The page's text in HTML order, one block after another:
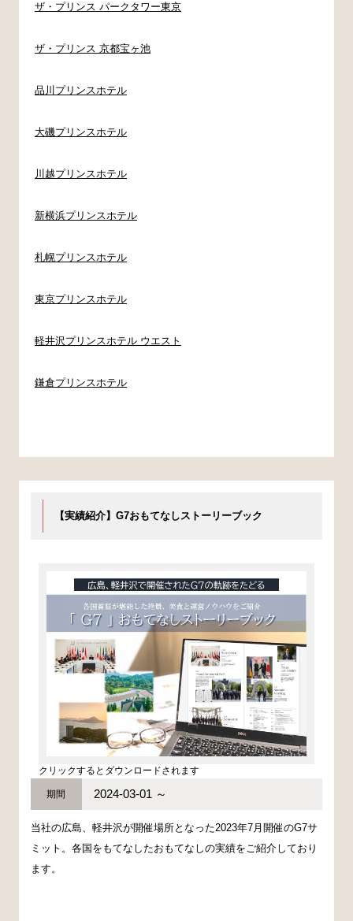
ザ・プリンス パークタワー東京
ザ・プリンス 京都宝ヶ池
品川プリンスホテル
大磯プリンスホテル
川越プリンスホテル
新横浜プリンスホテル
札幌プリンスホテル
東京プリンスホテル
軽井沢プリンスホテル ウエスト
鎌倉プリンスホテル
【実績紹介】G7おもてなしストーリーブック
クリックするとダウンロードされます
期間 2024-03-01 ～
当社の広島、軽井沢が開催場所となった2023年7月開催のG7サ
ミット。各国をもてなしたおもてなしの実績をご紹介しており
ます。